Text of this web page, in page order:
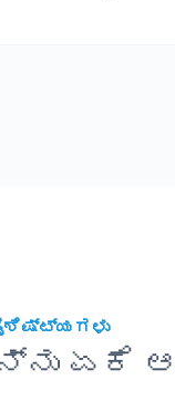
ಏಕೆ